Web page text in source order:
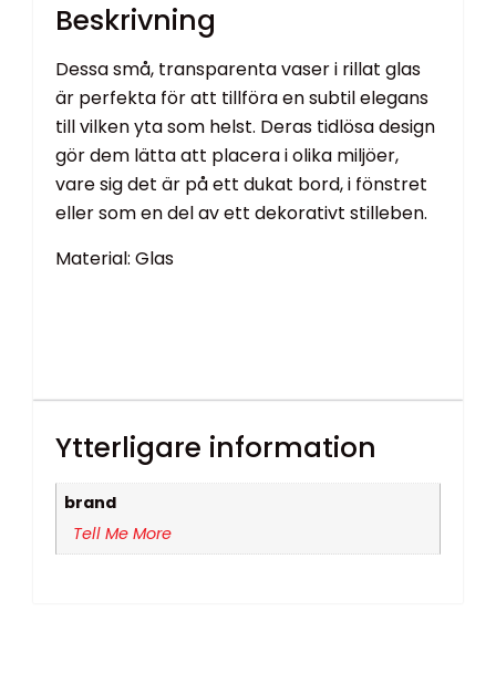
Beskrivning
Dessa små, transparenta vaser i rillat glas
är perfekta för att tillföra en subtil elegans
till vilken yta som helst. Deras tidlösa design
gör dem lätta att placera i olika miljöer,
vare sig det är på ett dukat bord, i fönstret
eller som en del av ett dekorativt stilleben.
Material: Glas
Ytterligare information
brand
Tell Me More